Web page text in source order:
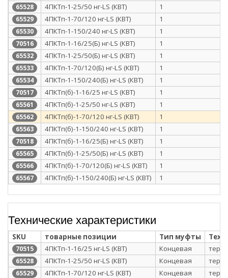
65528 4ПКТп-1-25/50 нг-LS (КВТ) 1
65529 4ПКТп-1-70/120 нг-LS (КВТ) 1
65530 4ПКТп-1-150/240 нг-LS (КВТ) 1
70516 4ПКТп-1-16/25(Б) нг-LS (КВТ) 1
65532 4ПКТп-1-25/50(Б) нг-LS (КВТ) 1
65533 4ПКТп-1-70/120(Б) нг-LS (КВТ) 1
65534 4ПКТп-1-150/240(Б) нг-LS (КВТ) 1
70517 4ПКТп(б)-1-16/25 нг-LS (КВТ) 1
65561 4ПКТп(б)-1-25/50 нг-LS (КВТ) 1
65562 4ПКТп(б)-1-70/120 нг-LS (КВТ) 1
65563 4ПКТп(б)-1-150/240 нг-LS (КВТ) 1
70518 4ПКТп(б)-1-16/25(Б) нг-LS (КВТ) 1
65565 4ПКТп(б)-1-25/50(Б) нг-LS (КВТ) 1
65566 4ПКТп(б)-1-70/120(Б) нг-LS (КВТ) 1
65567 4ПКТп(б)-1-150/240(Б) нг-LS (КВТ) 1
Технические характеристики
SKU товарные позиции Тип муфты
70515 4ПКТп-1-16/25 нг-LS (КВТ) Концевая
65528 4ПКТп-1-25/50 нг-LS (КВТ) Концевая
65529 4ПКТп-1-70/120 нг-LS (КВТ) Концевая